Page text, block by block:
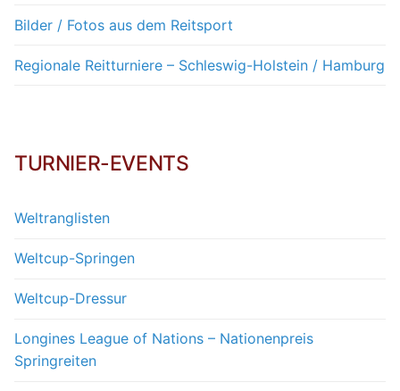
Bilder / Fotos aus dem Reitsport
Regionale Reitturniere – Schleswig-Holstein / Hamburg
TURNIER-EVENTS
Weltranglisten
Weltcup-Springen
Weltcup-Dressur
Longines League of Nations – Nationenpreis
Springreiten